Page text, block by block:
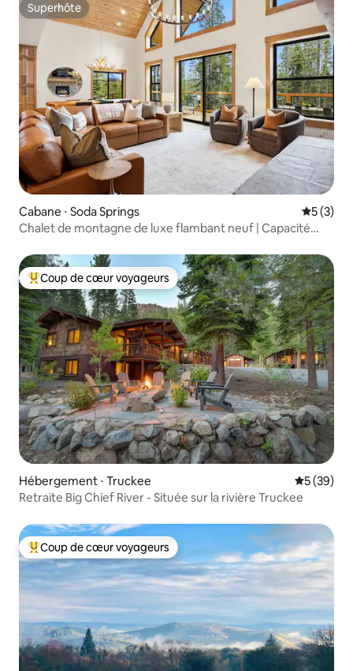
Superhôte
Superhôte
Cabane ⋅ Soda Springs
5 (3)
Chalet de montagne de luxe flambant neuf | Capacité
Coups de cœur voyageurs les plus appréciés
Coup de cœur voyageurs
Hébergement ⋅ Truckee
5 (39)
Retraite Big Chief River - Située sur la rivière Truckee
Coups de cœur voyageurs les plus appréciés
Coup de cœur voyageurs